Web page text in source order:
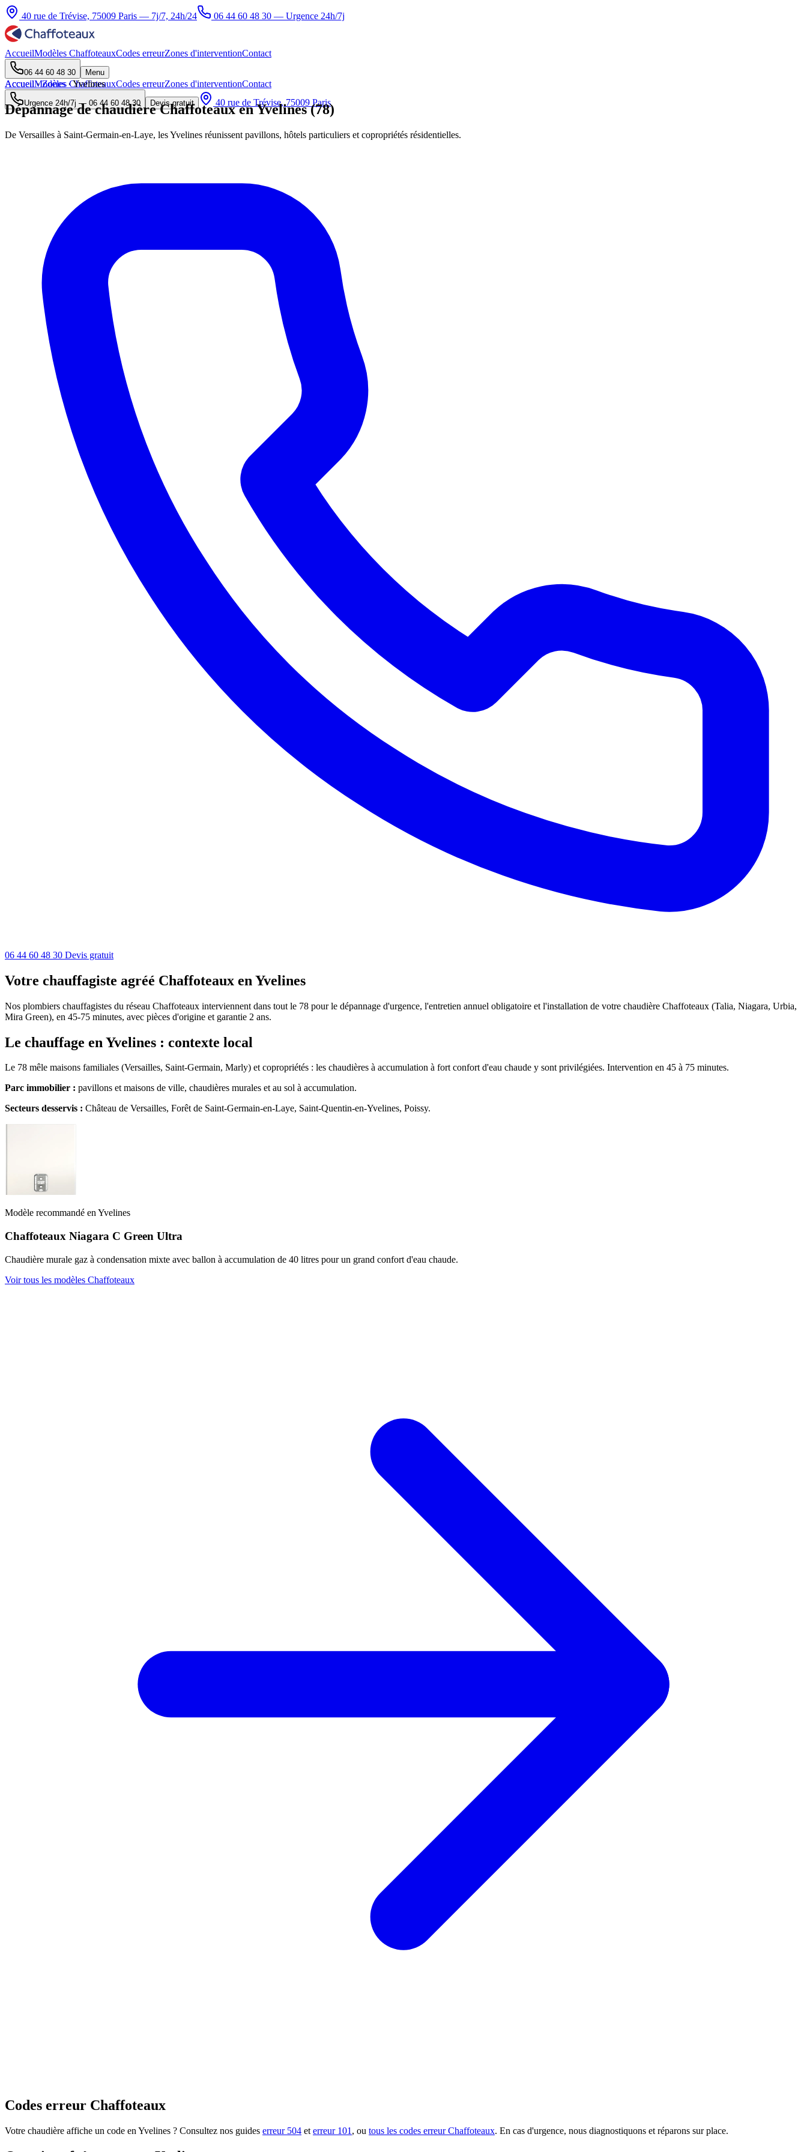
40 rue de Trévise, 75009 Paris — 7j/7, 24h/24 06 44 60 48 30 — Urgence 24h/7j
AccueilModèles ChaffoteauxCodes erreurZones d'interventionContact
06 44 60 48 30 Menu
AccueilModèles ChaffoteauxCodes erreurZones d'interventionContact
Urgence 24h/7j — 06 44 60 48 30 Devis gratuit 40 rue de Trévise, 75009 Paris
Accueil·Zones·Yvelines
Dépannage de chaudière Chaffoteaux en Yvelines (78)
De Versailles à Saint-Germain-en-Laye, les Yvelines réunissent pavillons, hôtels particuliers et copropriétés résidentielles.
06 44 60 48 30 Devis gratuit
Votre chauffagiste agréé Chaffoteaux en Yvelines
Nos plombiers chauffagistes du réseau Chaffoteaux interviennent dans tout le 78 pour le dépannage d'urgence, l'entretien annuel obligatoire et l'installation de votre chaudière Chaffoteaux (Talia, Niagara, Urbia,
Mira Green), en 45-75 minutes, avec pièces d'origine et garantie 2 ans.
Le chauffage en Yvelines : contexte local
Le 78 mêle maisons familiales (Versailles, Saint-Germain, Marly) et copropriétés : les chaudières à accumulation à fort confort d'eau chaude y sont privilégiées. Intervention en 45 à 75 minutes.
Parc immobilier : pavillons et maisons de ville, chaudières murales et au sol à accumulation.
Secteurs desservis : Château de Versailles, Forêt de Saint-Germain-en-Laye, Saint-Quentin-en-Yvelines, Poissy.
Modèle recommandé en Yvelines
Chaffoteaux Niagara C Green Ultra
Chaudière murale gaz à condensation mixte avec ballon à accumulation de 40 litres pour un grand confort d'eau chaude.
Voir tous les modèles Chaffoteaux
Codes erreur Chaffoteaux
Votre chaudière affiche un code en Yvelines ? Consultez nos guides erreur 504 et erreur 101 , ou tous les codes erreur Chaffoteaux. En cas d'urgence, nous diagnostiquons et réparons sur place.